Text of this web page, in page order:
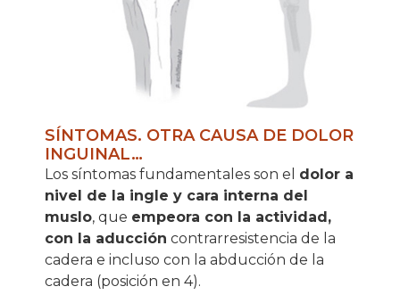
SÍNTOMAS. OTRA CAUSA DE DOLOR
INGUINAL…
Los síntomas fundamentales son el dolor a
nivel de la ingle y cara interna del
muslo, que empeora con la actividad,
con la aducción contrarresistencia de la
cadera e incluso con la abducción de la
cadera (posición en 4).